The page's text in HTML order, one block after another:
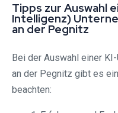
Tipps zur Auswahl
Intelligenz)
an der Pegnitz
Bei der Auswahl einer
an der Pegnitz gibt es
beachten: